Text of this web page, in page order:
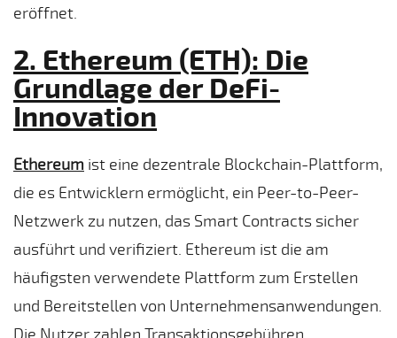
eröffnet.
2. Ethereum (ETH): Die
Grundlage der DeFi-
Innovation
Ethereum ist eine dezentrale Blockchain-Plattform,
die es Entwicklern ermöglicht, ein Peer-to-Peer-
Netzwerk zu nutzen, das Smart Contracts sicher
ausführt und verifiziert. Ethereum ist die am
häufigsten verwendete Plattform zum Erstellen
und Bereitstellen von Unternehmensanwendungen.
Die Nutzer zahlen Transaktionsgebühren